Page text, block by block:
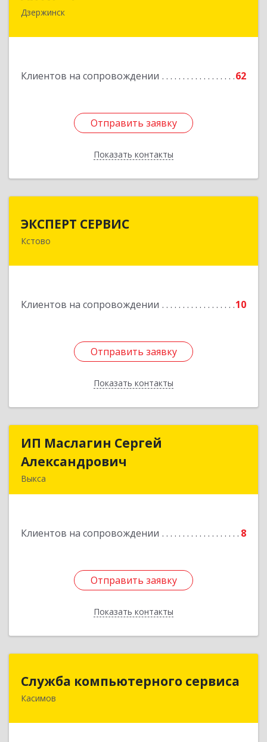
Дзержинск
Клиентов на сопровождении 62
Отправить заявку
Показать контакты
606015, Нижегородская обл, Дзержинск г,
Отправить заявку
Назад
ЭКСПЕРТ СЕРВИС
Кстово
Клиентов на сопровождении 10
Отправить заявку
Показать контакты
Отправить заявку
Назад
ИП Маслагин Сергей
Александрович
Выкса
Клиентов на сопровождении 8
Отправить заявку
Показать контакты
ИП Маслагин Сергей
Подробнее
Отправить заявку
Назад
Служба компьютерного сервиса
Касимов
Служба компьютерного сервиса
391300, Рязанская обл., г.Касимов, ул.Советская